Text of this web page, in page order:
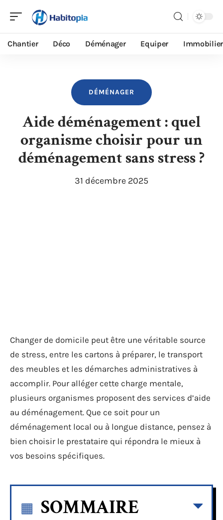
Chantier Déco Déménager Equiper Immobilier
DÉMÉNAGER
Aide déménagement : quel
organisme choisir pour un
déménagement sans stress ?
31 décembre 2025
Changer de domicile peut être une véritable source
de stress, entre les cartons à préparer, le transport
des meubles et les démarches administratives à
accomplir. Pour alléger cette charge mentale,
plusieurs organismes proposent des services d’aide
au déménagement. Que ce soit pour un
déménagement local ou à longue distance, pensez à
bien choisir le prestataire qui répondra le mieux à
vos besoins spécifiques.
SOMMAIRE